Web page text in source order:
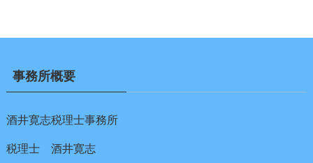
事務所概要
酒井寛志税理士事務所
税理士 酒井寛志